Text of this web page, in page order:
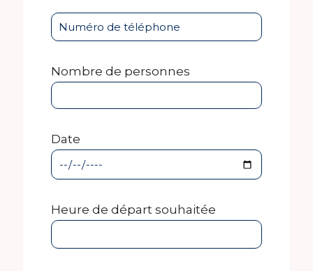
Nombre de personnes
Date
Heure de départ souhaitée